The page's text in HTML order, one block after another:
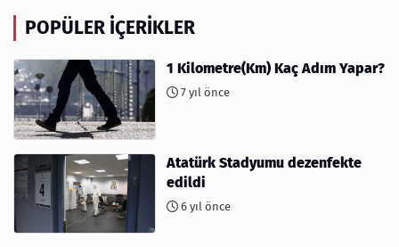
POPÜLER İÇERIKLER
1 Kilometre(Km) Kaç Adım Yapar?
7 yıl önce
Atatürk Stadyumu dezenfekte
edildi
6 yıl önce